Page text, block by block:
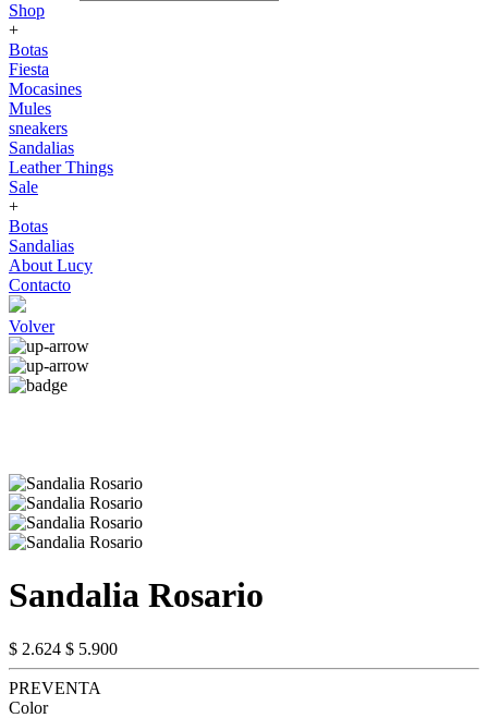
Shop
+
Botas
Fiesta
Mocasines
Mules
sneakers
Sandalias
Leather Things
Sale
+
Botas
Sandalias
About Lucy
Contacto
Volver
Sandalia Rosario
$ 2.624 $ 5.900
PREVENTA
Color